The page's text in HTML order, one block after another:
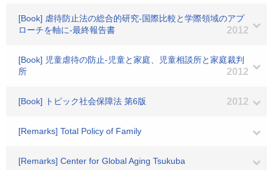
[Book] 虐待防止法の総合的研究-国際比較と学際領域のアプ
ローチを軸に-最終報告書
2012
[Book] 児童虐待の防止-児童と家庭、児童相談所と家庭裁判
所
2012
[Book] トピック社会保障法 第6版 2012
[Remarks] Total Policy of Family
[Remarks] Center for Global Aging Tsukuba